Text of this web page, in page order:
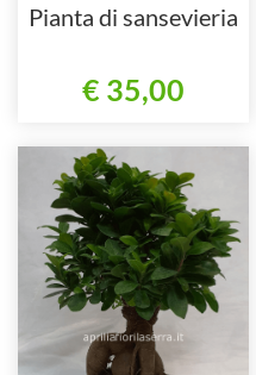
Pianta di sansevieria
€ 35,00